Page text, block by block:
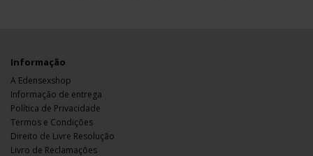
Informação
A Edensexshop
Informação de entrega
Política de Privacidade
Termos e Condições
Direito de Livre Resolução
Livro de Reclamações